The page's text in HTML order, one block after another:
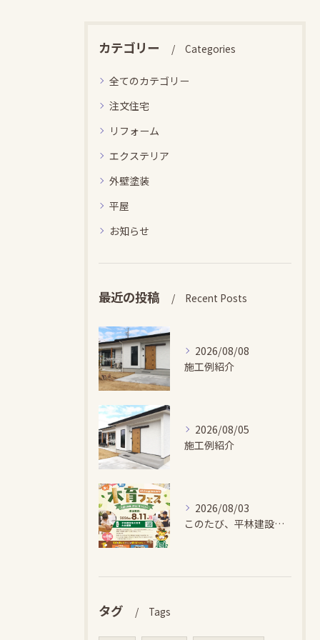
カテゴリー Categories
全てのカテゴリー
注文住宅
リフォーム
エクステリア
外壁塗装
平屋
お知らせ
最近の投稿 Recent Posts
2026/08/08
施工例紹介
2026/08/05
施工例紹介
2026/08/03
このたび、平林建設では、お子さまが木とふれあい・木について学...
タグ Tags